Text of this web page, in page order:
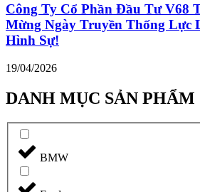
Công Ty Cổ Phần Đầu Tư V68
Mừng Ngày Truyền Thống Lực
Hình Sự!
19/04/2026
DANH MỤC SẢN PHẨM
BMW